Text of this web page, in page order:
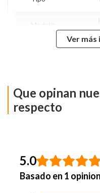
Hipoalergénico
Cruelty Free
Ver
Que opinan
respecto
5.0
Basado en 1